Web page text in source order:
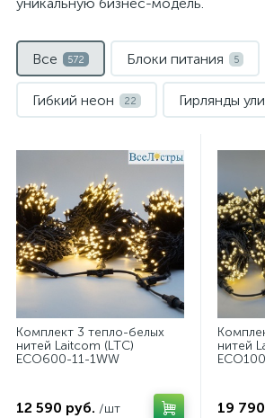
Все 572 Блоки питания 5
Гибкий неон 22 Гирлянды
Комплектующие для лент
Консольные светильники 8
Светодиодные ленты
Комплект 3 тепло-белых
нитей Laitcom (LTC)
ECO600-11-1WW
12 590 руб. /шт
нитей
19